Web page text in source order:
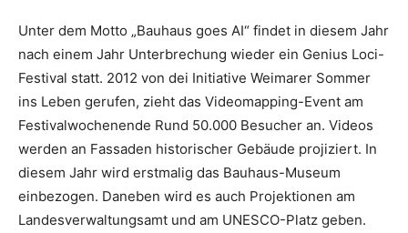
Unter dem Motto „Bauhaus goes AI“ findet in diesem Jahr
nach einem Jahr Unterbrechung wieder ein Genius Loci-
Festival statt. 2012 von dei Initiative Weimarer Sommer
ins Leben gerufen, zieht das Videomapping-Event am
Festivalwochenende Rund 50.000 Besucher an. Videos
werden an Fassaden historischer Gebäude projiziert. In
diesem Jahr wird erstmalig das Bauhaus-Museum
einbezogen. Daneben wird es auch Projektionen am
Landesverwaltungsamt und am UNESCO-Platz geben.